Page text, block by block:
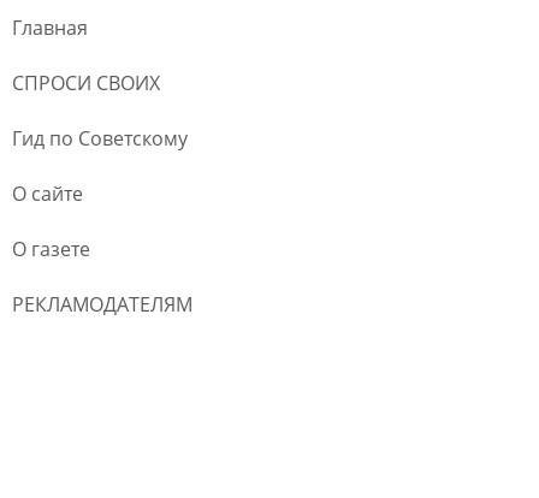
Главная
СПРОСИ СВОИХ
Гид по Советскому
О сайте
О газете
РЕКЛАМОДАТЕЛЯМ